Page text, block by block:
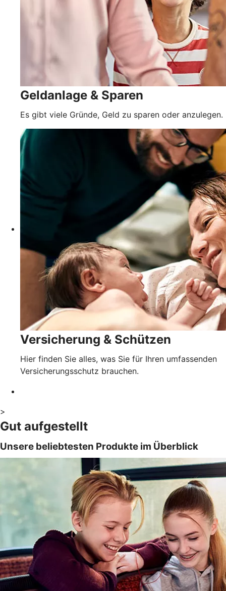
Geldanlage & Sparen
Es gibt viele Gründe, Geld zu sparen oder anzulegen.
Versicherung & Schützen
Hier finden Sie alles, was Sie für Ihren umfassenden
Versicherungsschutz brauchen.
>
Gut aufgestellt
Unsere beliebtesten Produkte im Überblick